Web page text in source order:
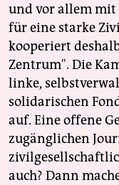
und vor allem mit
für eine starke
kooperiert
Zentrum". Die
linke,
solidarischen
auf. Eine offene
zugänglichen
auch? Dann